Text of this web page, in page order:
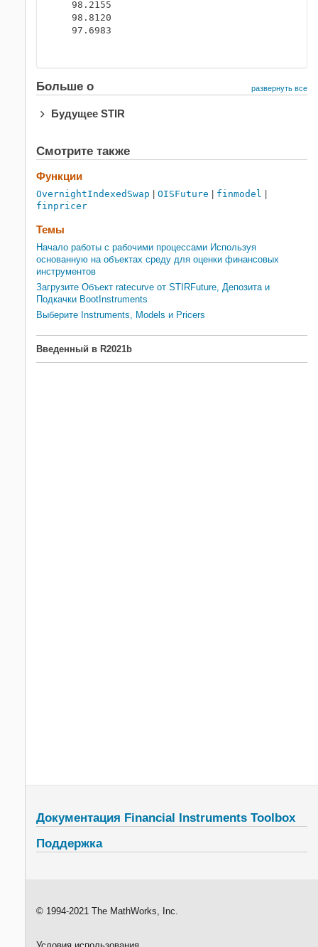
   98.2155
   98.8120
   97.6983
Больше о развернуть все
Будущее STIR
Смотрите также
Функции
OvernightIndexedSwap OISFuture finmodel
finpricer
Темы
Начало работы с рабочими процессами Используя
основанную на объектах среду для оценки финансовых
инструментов
Загрузите Объект ratecurve от STIRFuture, Депозита и
Подкачки BootInstruments
Выберите Instruments, Models и Pricers
Введенный в R2021b
Документация Financial Instruments Toolbox
Поддержка
© 1994-2021 The MathWorks, Inc.